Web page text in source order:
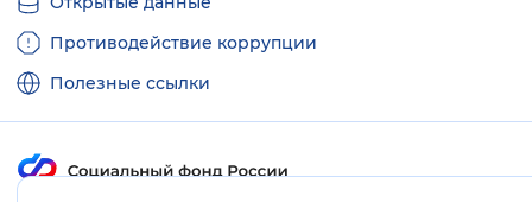
Противодействие коррупции
Полезные ссылки